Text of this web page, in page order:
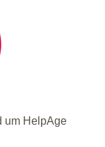
um HelpAge